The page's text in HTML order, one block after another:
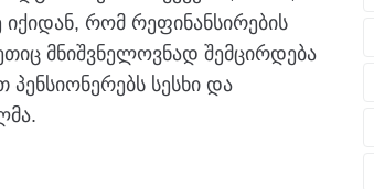
რომ რეფინანსირების
მნიშვნელოვნად შემცირდება
სესხი და